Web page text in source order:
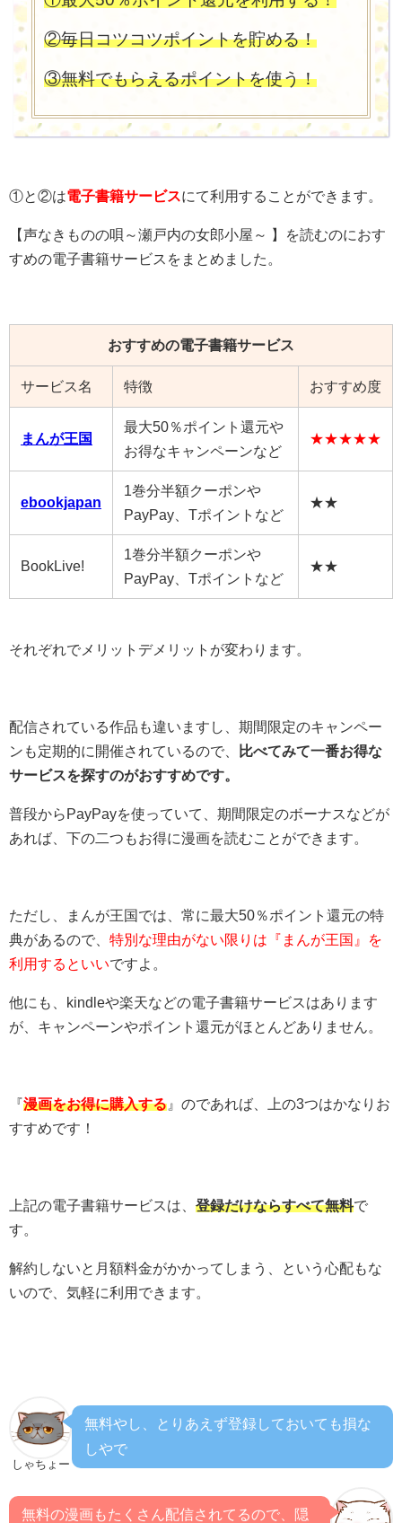
②毎日コツコツポイントを貯める！
③無料でもらえるポイントを使う！
①と②は電子書籍サービスにて利用することができます。
【声なきものの唄～瀬戸内の女郎小屋～ 】を読むのにおす
すめの電子書籍サービスをまとめました。
おすすめの電子書籍サービス
サービス名 特徴 おすすめ度
まんが王国
最大50％ポイント還元や
お得なキャンペーンなど
★★★★★
ebookjapan
1巻分半額クーポンや
PayPay、Tポイントなど
★★
BookLive!
1巻分半額クーポンや
PayPay、Tポイントなど
★★
それぞれでメリットデメリットが変わります。
配信されている作品も違いますし、期間限定のキャンペー
ンも定期的に開催されているので、
比べてみて一番お得な
サービスを探すのがおすすめです。
普段からPayPayを使っていて、期間限定のボーナスなどが
あれば、下の二つもお得に漫画を読むことができます。
ただし、まんが王国では、常に最大50％ポイント還元の特
典があるので、 特別な理由がない限りは『まんが王国』を
利用するといいですよ。
他にも、kindleや楽天などの電子書籍サービスはあります
が、キャンペーンやポイント還元がほとんどありません。
『漫画をお得に購入する 』のであれば、上の3つはかなりお
すすめです！
上記の電子書籍サービスは、 登録だけならすべて無料で
す。
解約しないと月額料金がかかってしまう、という心配もな
いので、気軽に利用できます。
しゃちょー
無料やし、とりあえず登録しておいても損な
しやで
無料の漫画もたくさん配信されてるので、隠